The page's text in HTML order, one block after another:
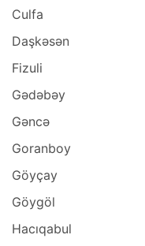
Culfa
Daşkəsən
Fizuli
Gədəbəy
Gəncə
Goranboy
Göyçay
Göygöl
Hacıqabul